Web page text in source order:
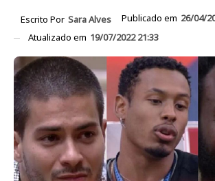
Escrito Por Sara Alves Publicado em 26/04/
Atualizado em 19/07/2022 21:33